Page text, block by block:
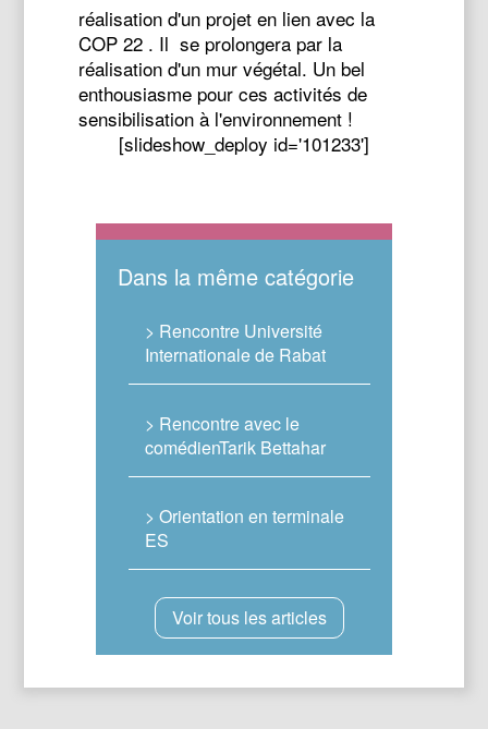
réalisation d'un projet en lien avec la
COP 22 . Il se prolongera par la
réalisation d'un mur végétal. Un bel
enthousiasme pour ces activités de
sensibilisation à l'environnement !
[slideshow_deploy id='101233']
Dans la même catégorie
> Rencontre Université
Internationale de Rabat
> Rencontre avec le
comédienTarik Bettahar
> Orientation en terminale
ES
Voir tous les articles